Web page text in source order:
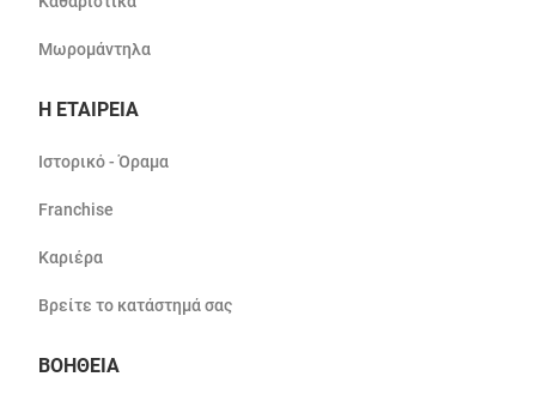
Μωρομάντηλα
Η ΕΤΑΙΡΕΙΑ
Ιστορικό - Όραμα
Franchise
Καριέρα
Βρείτε το κατάστημά σας
ΒΟΗΘΕΙΑ